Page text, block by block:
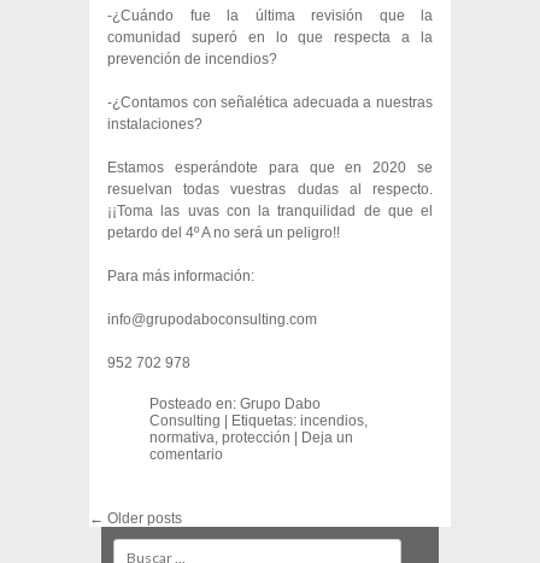
-¿Cuándo fue la última revisión que la
comunidad superó en lo que respecta a la
prevención de incendios?
-¿Contamos con señalética adecuada a nuestras
instalaciones?
Estamos esperándote para que en 2020 se
resuelvan todas vuestras dudas al respecto.
¡¡Toma las uvas con la tranquilidad de que el
petardo del 4º A no será un peligro!!
Para más información:
info@grupodaboconsulting.com
952 702 978
Posteado en: Grupo Dabo
Consulting
Etiquetas: incendios,
normativa, protección
Deja un
comentario
Post navigation
← Older posts